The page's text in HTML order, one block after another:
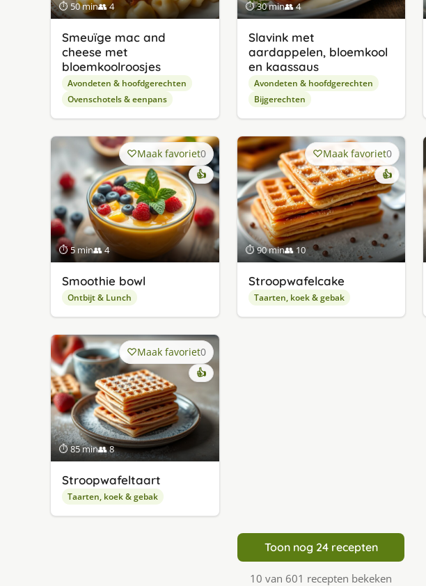
⏱ 50 min👥 4
Smeuïge mac and
cheese met
bloemkoolroosjes
Avondeten & hoofdgerechten
Ovenschotels & eenpans
⏱ 30 min👥 4
Slavink met
aardappelen, bloemkool
en kaassaus
Avondeten & hoofdgerechten
Bijgerechten
⏱ 5 min👥 4
Maak favoriet0
👍
Smoothie bowl
Ontbijt & Lunch
⏱ 90 min👥 10
Maak favoriet0
👍
Stroopwafelcake
Taarten, koek & gebak
⏱ 85 min👥 8
Maak favoriet0
👍
Stroopwafeltaart
Taarten, koek & gebak
Toon nog 24 recepten
10 van 601 recepten bekeken